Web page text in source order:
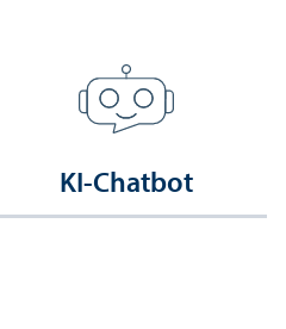
KI-Chatbot